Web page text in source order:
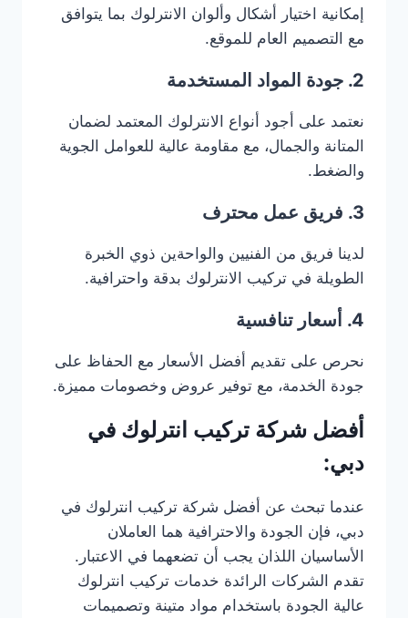
إمكانية اختيار أشكال وألوان الانترلوك بما يتوافق
مع التصميم العام للموقع.
2. جودة المواد المستخدمة
نعتمد على أجود أنواع الانترلوك المعتمد لضمان
المتانة والجمال، مع مقاومة عالية للعوامل الجوية
والضغط.
3. فريق عمل محترف
لدينا فريق من الفنيين والواحةين ذوي الخبرة
الطويلة في تركيب الانترلوك بدقة واحترافية.
4. أسعار تنافسية
نحرص على تقديم أفضل الأسعار مع الحفاظ على
جودة الخدمة، مع توفير عروض وخصومات مميزة.
أفضل شركة تركيب انترلوك في
دبي:
عندما تبحث عن أفضل شركة تركيب انترلوك في
دبي، فإن الجودة والاحترافية هما العاملان
الأساسيان اللذان يجب أن تضعهما في الاعتبار.
تقدم الشركات الرائدة خدمات تركيب انترلوك
عالية الجودة باستخدام مواد متينة وتصميمات